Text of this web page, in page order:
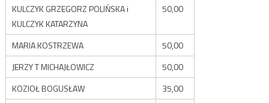
KULCZYK GRZEGORZ POLIŃSKA i
KULCZYK KATARZYNA
50,00
MARIA KOSTRZEWA
50,00
JERZY T MICHAJŁOWICZ
50,00
KOZIOŁ BOGUSŁAW
35,00